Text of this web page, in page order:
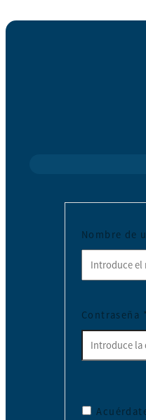
Nombre de
Contraseña *